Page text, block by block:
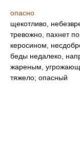
опасно
щекотливо,
тревожно, пахнет
керосином,
беды недалеко,
жареным,
тяжело; опасный